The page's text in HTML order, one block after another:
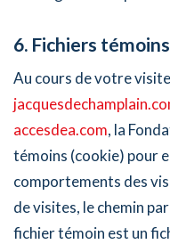
6. Fichiers témoins
Au cours de votre
accesdea.com, la
témoins (cookie) pour
comportements des
de visites, le chemin
fichier témoin est un